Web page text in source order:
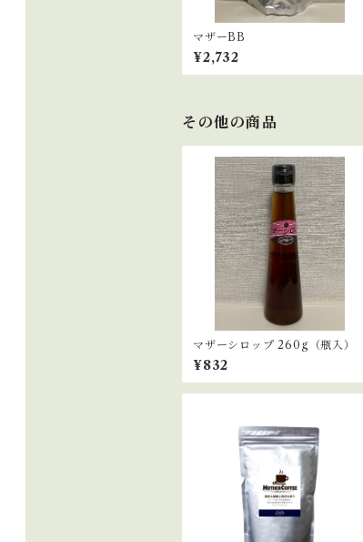
マザーBB
¥2,732
その他の商品
マザーシロップ 260g（瓶入）
¥832